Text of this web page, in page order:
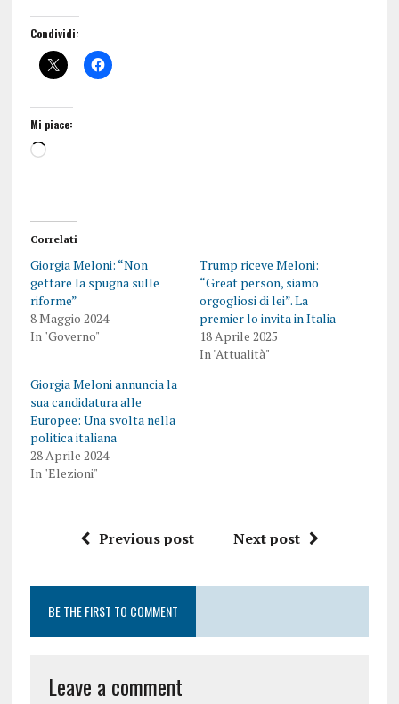
Condividi:
Mi piace:
Correlati
Giorgia Meloni: “Non
gettare la spugna sulle
riforme”
8 Maggio 2024
In "Governo"
Trump riceve Meloni:
“Great person, siamo
orgogliosi di lei”. La
premier lo invita in Italia
18 Aprile 2025
In "Attualità"
Giorgia Meloni annuncia la
sua candidatura alle
Europee: Una svolta nella
politica italiana
28 Aprile 2024
In "Elezioni"
Previous post Next post
BE THE FIRST TO COMMENT
Leave a comment